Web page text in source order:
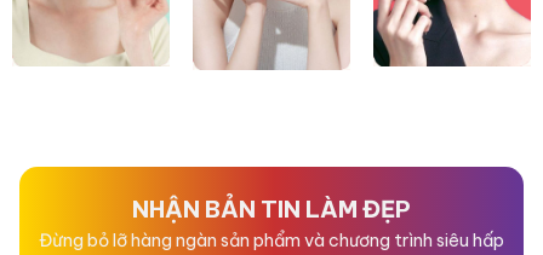
NHẬN BẢN TIN LÀM ĐẸP
Đừng bỏ lỡ hàng ngàn sản phẩm và chương trình siêu hấp